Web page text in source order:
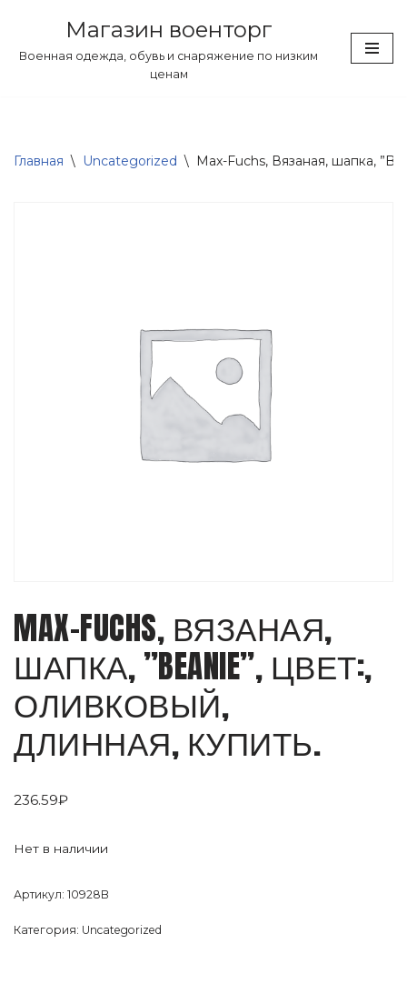
Перейти
Магазин военторг
Военная одежда, обувь и снаряжение по низким
ценам
Главная \ Uncategorized \ Max-Fuchs, Вязаная, шапка,
MAX-FUCHS, ВЯЗАНАЯ,
ШАПКА, ”BEANIE”, ЦВЕТ:,
ОЛИВКОВЫЙ,
ДЛИННАЯ, КУПИТЬ.
236.59₽
Нет в наличии
Артикул: 10928B
Категория: Uncategorized